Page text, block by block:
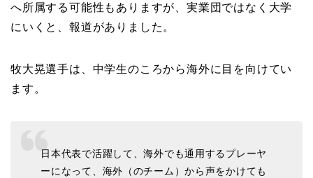
へ所属する可能性もありますが、実業団ではなく大学
にいくと、報道がありました。
牧大晃選手は、中学生のころから海外に目を向けてい
ます。
日本代表で活躍して、海外でも通用するプレーヤ
ーになって、海外（のチーム）から声をかけても